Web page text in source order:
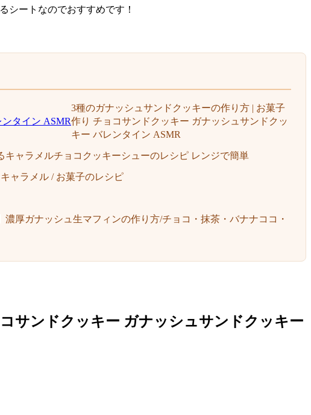
シートなのでおすすめです！
3種のガナッシュサンドクッキーの作り方 | お菓子
作り チョコサンドクッキー ガナッシュサンドクッ
キー バレンタイン ASMR
キャラメルチョコクッキーシューのレシピ レンジで簡単
ャラメル / お菓子のレシピ
濃厚ガナッシュ生マフィンの作り方/チョコ・抹茶・バナナココ・
サンドクッキー ガナッシュサンドクッキー